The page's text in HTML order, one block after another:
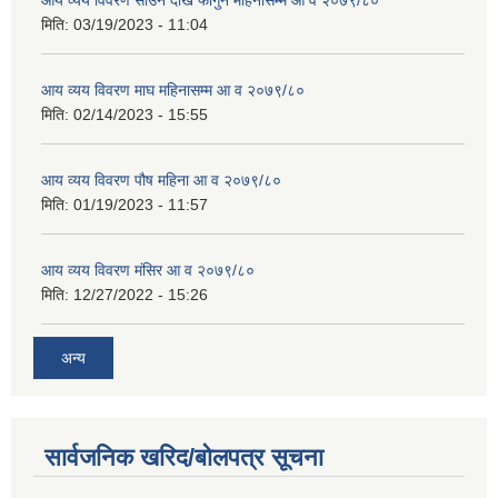
मिति: 03/19/2023 - 11:04
आय व्यय विवरण माघ महिनासम्म आ व २०७९/८०
मिति: 02/14/2023 - 15:55
आय व्यय विवरण पौष महिना आ व २०७९/८०
मिति: 01/19/2023 - 11:57
आय व्यय विवरण मंसिर आ व २०७९/८०
मिति: 12/27/2022 - 15:26
अन्य
सार्वजनिक खरिद/बोलपत्र सूचना